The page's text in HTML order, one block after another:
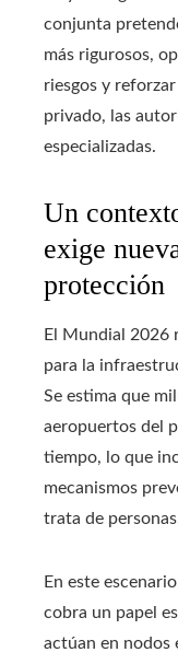
conjunta
más rigurosos,
riesgos y
privado, las
especializadas.
Un
exige
protección
El Mundial 2026
para la
Se estima que
aeropuertos del
tiempo, lo que
mecanismos
trata de
En este
cobra un papel
actúan en nodos